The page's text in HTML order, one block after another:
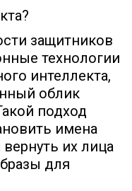
защитников
технологии
интеллекта,
облик
подход
имена
их лица
для